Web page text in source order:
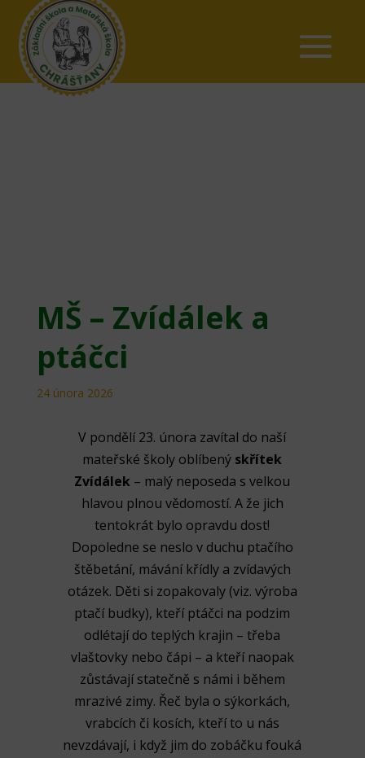
MŠ – Zvídálek a
ptáčci
24 února 2026
V pondělí 23. února zavítal do naší
mateřské školy oblíbený skřítek
Zvídálek – malý neposeda s velkou
hlavou plnou vědomostí. A že jich
tentokrát bylo opravdu dost!
Dopoledne se neslo v duchu ptačího
štěbetání, mávání křídly a zvídavých
otázek. Děti si zopakovaly (viz. výroba
ptačí budky), kteří ptáčci na podzim
odlétají do teplých krajin – třeba
vlaštovky nebo čápi – a kteří naopak
zůstávají statečně s námi i během
mrazivé zimy. Řeč byla o sýkorkách,
vrabcích či kosích, kteří to u nás
nevzdávají, i když jim do zobáčku fouká